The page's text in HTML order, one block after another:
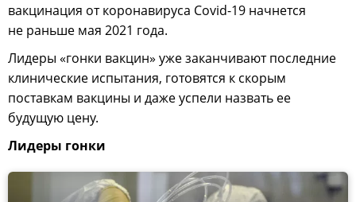
вакцинация от коронавируса Covid-19 начнется
не раньше мая 2021 года.
Лидеры «гонки вакцин» уже заканчивают последние
клинические испытания, готовятся к скорым
поставкам вакцины и даже успели назвать ее
будущую цену.
Лидеры гонки